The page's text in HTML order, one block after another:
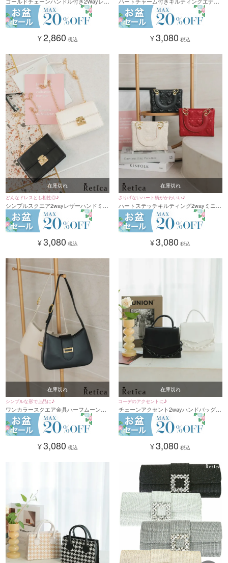
ーハンドバッグ(ブラック)
¥2,860 税込
ルスクエア型2wayハンドバッグ(ブラッ
ク/キャメル/ホワイト/ワインレッド)
¥3,080 税込
在庫切れ
どんなドレスとも相性◎♪
シンプルスクエア2wayレザーハンドミニ
バッグ(クリーム/ブラック)
¥3,080 税込
在庫切れ
さりげないハート柄がかわいい♪
ハートステッチキルティング2wayミニハ
ンドバッグ(ブラック/クリーム/レッド)
¥3,080 税込
在庫切れ
シンプルな形で上品に♪
ワンカラースクエア金具ハーフムーンシ
ョルダーバッグ(オフホワイト/ブラック)
¥3,080 税込
在庫切れ
コーデのアクセントに♪
チェーンアクセント2wayハンドバッグ
(ブラック/ホワイト)
¥3,080 税込